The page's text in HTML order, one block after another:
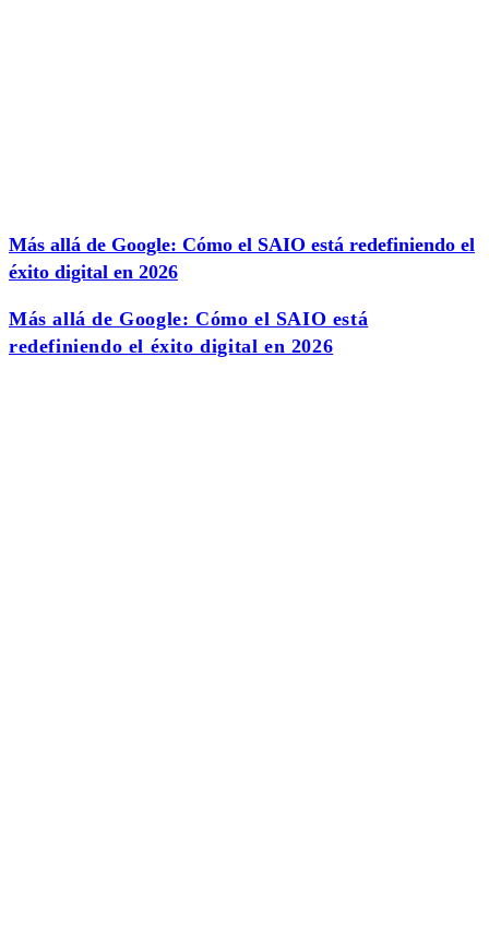
Más allá de Google: Cómo el SAIO está redefiniendo el
éxito digital en 2026
Más allá de Google: Cómo el SAIO está
redefiniendo el éxito digital en 2026